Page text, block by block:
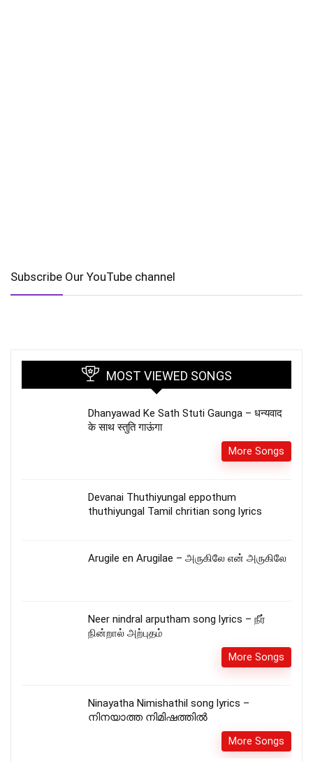
Subscribe Our YouTube channel
MOST VIEWED SONGS
Dhanyawad Ke Sath Stuti Gaunga – धन्यवाद
के साथ स्तुति गाऊंगा
More Songs
Devanai Thuthiyungal eppothum
thuthiyungal Tamil chritian song lyrics
Arugile en Arugilae – அருகிலே என் அருகிலே
Neer nindral arputham song lyrics – நீர்
நின்றால் அற்புதம்
More Songs
Ninayatha Nimishathil song lyrics –
നിനയാത്ത നിമിഷത്തിൽ
More Songs